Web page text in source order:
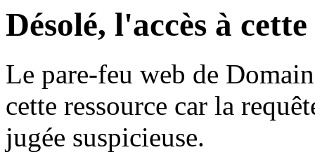
Désolé, l'accès à
Le pare-feu web de
cette ressource car la
jugée suspicieuse.